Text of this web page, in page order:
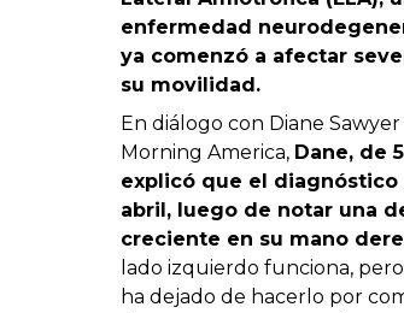
enfermedad
ya comenzó a afectar
su movilidad.
En diálogo con Diane Sawyer
Morning America, Dane, de
explicó que el diagnóstico
abril, luego de notar una
creciente en su mano
lado izquierdo funciona,
ha dejado de hacerlo por